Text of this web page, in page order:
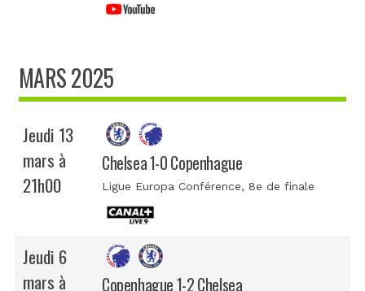
MARS 2025
Jeudi 13
mars à
21h00
Chelsea 1-0 Copenhague
Ligue Europa Conférence, 8e de finale
Jeudi 6
mars à
Copenhague 1-2 Chelsea